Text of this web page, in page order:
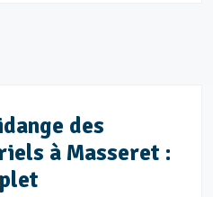
des
à Masseret :